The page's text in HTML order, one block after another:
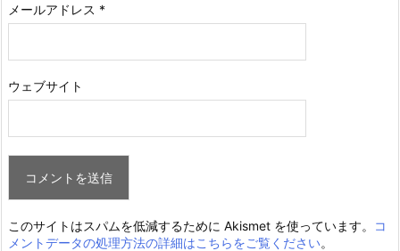
メールアドレス *
ウェブサイト
このサイトはスパムを低減するために Akismet を使っています。
コ
メントデータの処理方法の詳細はこちらをご覧ください。